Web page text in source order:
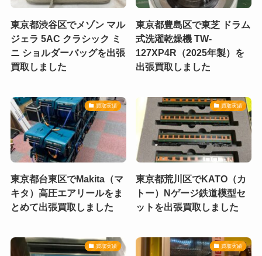
東京都渋谷区でメゾン マル
ジェラ 5AC クラシック ミ
ニ ショルダーバッグを出張
買取しました
東京都豊島区で東芝 ドラム
式洗濯乾燥機 TW-
127XP4R（2025年製）を
出張買取しました
買取実績
東京都台東区でMakita（マ
キタ）高圧エアリールをま
とめて出張買取しました
買取実績
東京都荒川区でKATO（カ
トー）Nゲージ鉄道模型セ
ットを出張買取しました
買取実績 買取実績